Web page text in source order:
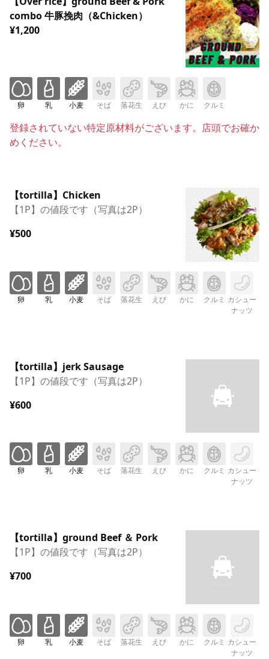
combo 牛豚挽肉（&Chicken）
¥1,200
卵 乳 小麦 そば 落花生 えび かに クルミ
登録されていない特定原材料がございます。店頭でお確か
めください。
【tortilla】Chicken
【1P】の値段です（写真は2P）
¥500
卵 乳 小麦 そば 落花生 えび かに クルミ カシュー
ナッツ
【tortilla】jerk Sausage
【1P】の値段です（写真は2P）
¥600
卵 乳 小麦 そば 落花生 えび かに クルミ カシュー
ナッツ
【tortilla】ground Beef ＆ Pork
【1P】の値段です（写真は2P）
¥700
卵 乳 小麦 そば 落花生 えび かに クルミ カシュー
ナッツ